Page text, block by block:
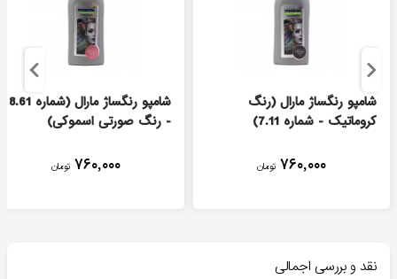
شامپو رنگساژ مارال (رنگ
کروماتیک - شماره 7.11)
۷۶۰,۰۰۰ تومان
شامپو رنگساژ مارال (شماره 8.61
- رنگ صورتی اسموکی)
۷۶۰,۰۰۰ تومان
نقد و بررسی اجمالی